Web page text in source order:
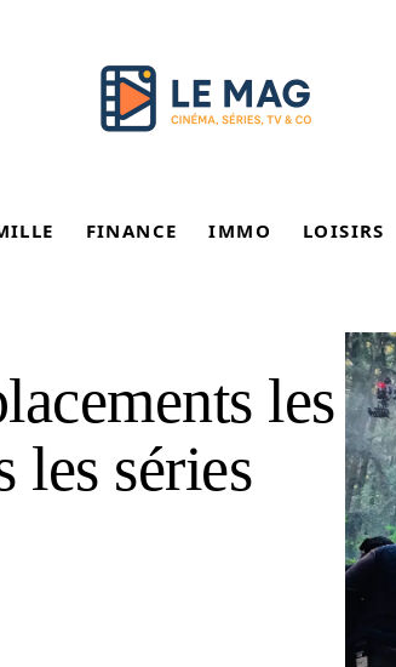
FINANCE IMMO LOISIRS
les
les séries